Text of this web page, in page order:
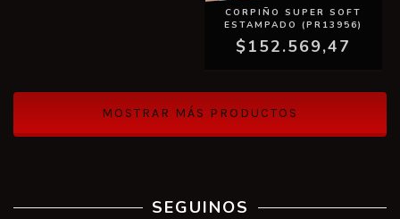
CORPIÑO SUPER SOFT
ESTAMPADO (PR13956)
$152.569,47
MOSTRAR MÁS PRODUCTOS
SEGUINOS